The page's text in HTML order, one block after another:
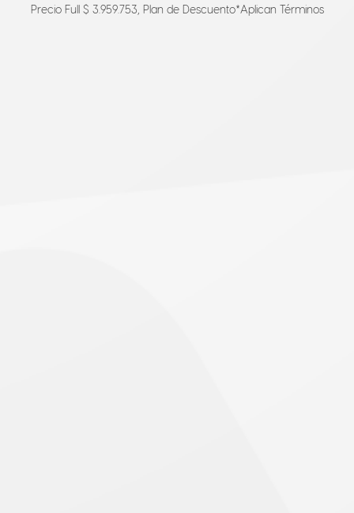
Precio Full $ 3.959.753, Plan de Descuento*Aplican Términos